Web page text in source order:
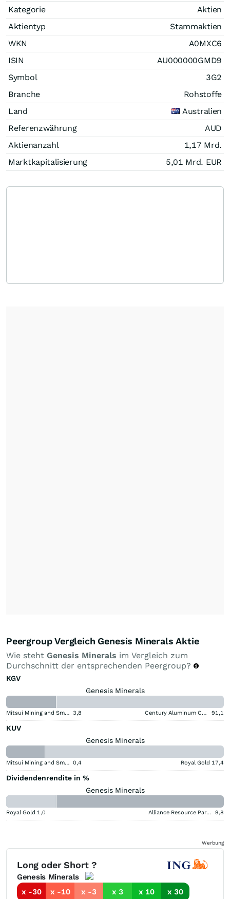
Kategorie
Aktien
Aktientyp
Stammaktien
WKN
A0MXC6
ISIN
AU000000GMD9
Symbol
3G2
Branche
Rohstoffe
Land
Australien
Referenzwährung
AUD
Aktienanzahl
1,17 Mrd.
Marktkapitalisierung
5,01 Mrd. EUR
Peergroup Vergleich Genesis Minerals Aktie
Wie steht Genesis Minerals im Vergleich zum
Durchschnitt der entsprechenden Peergroup?
KGV
Genesis Minerals
Mitsui Mining and Smelting Company 3,8 Century Aluminum Company 91,1
KUV
Genesis Minerals
Mitsui Mining and Smelting Company 0,4 Royal Gold 17,4
Dividendenrendite in %
Genesis Minerals
Royal Gold 1,0 Alliance Resource Partners 9,8
Werbung
Long oder Short ?
Genesis Minerals
x -30
x -10 x -3 x 3 x 10 x 30